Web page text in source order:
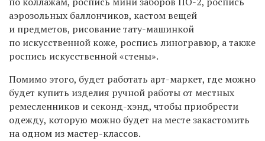
аэрозольных баллончиков, кастом вещей
и предметов, рисование тату-машинкой
по искусственной коже, роспись линогравюр, а также
роспись искусственной «стены».
Помимо этого, будет работать арт-маркет, где можно
будет купить изделия ручной работы от местных
ремесленников и секонд-хэнд, чтобы приобрести
одежду, которую можно будет на месте закастомить
на одном из мастер-классов.